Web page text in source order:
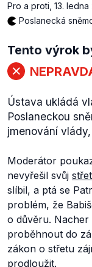
Pro a proti 13. ledna
Poslanecká
Tento výrok
Ústava ukládá
Poslaneckou
jmenování
Moderátor
nevyřešil svůj střet
slíbil, a ptá se
problém, že
o důvěru.
proběhnout do
zákon o střetu
prodloužit.